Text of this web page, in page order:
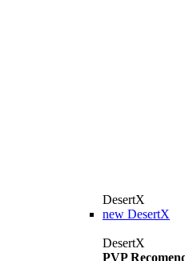
DesertX
new DesertX
DesertX
PVP